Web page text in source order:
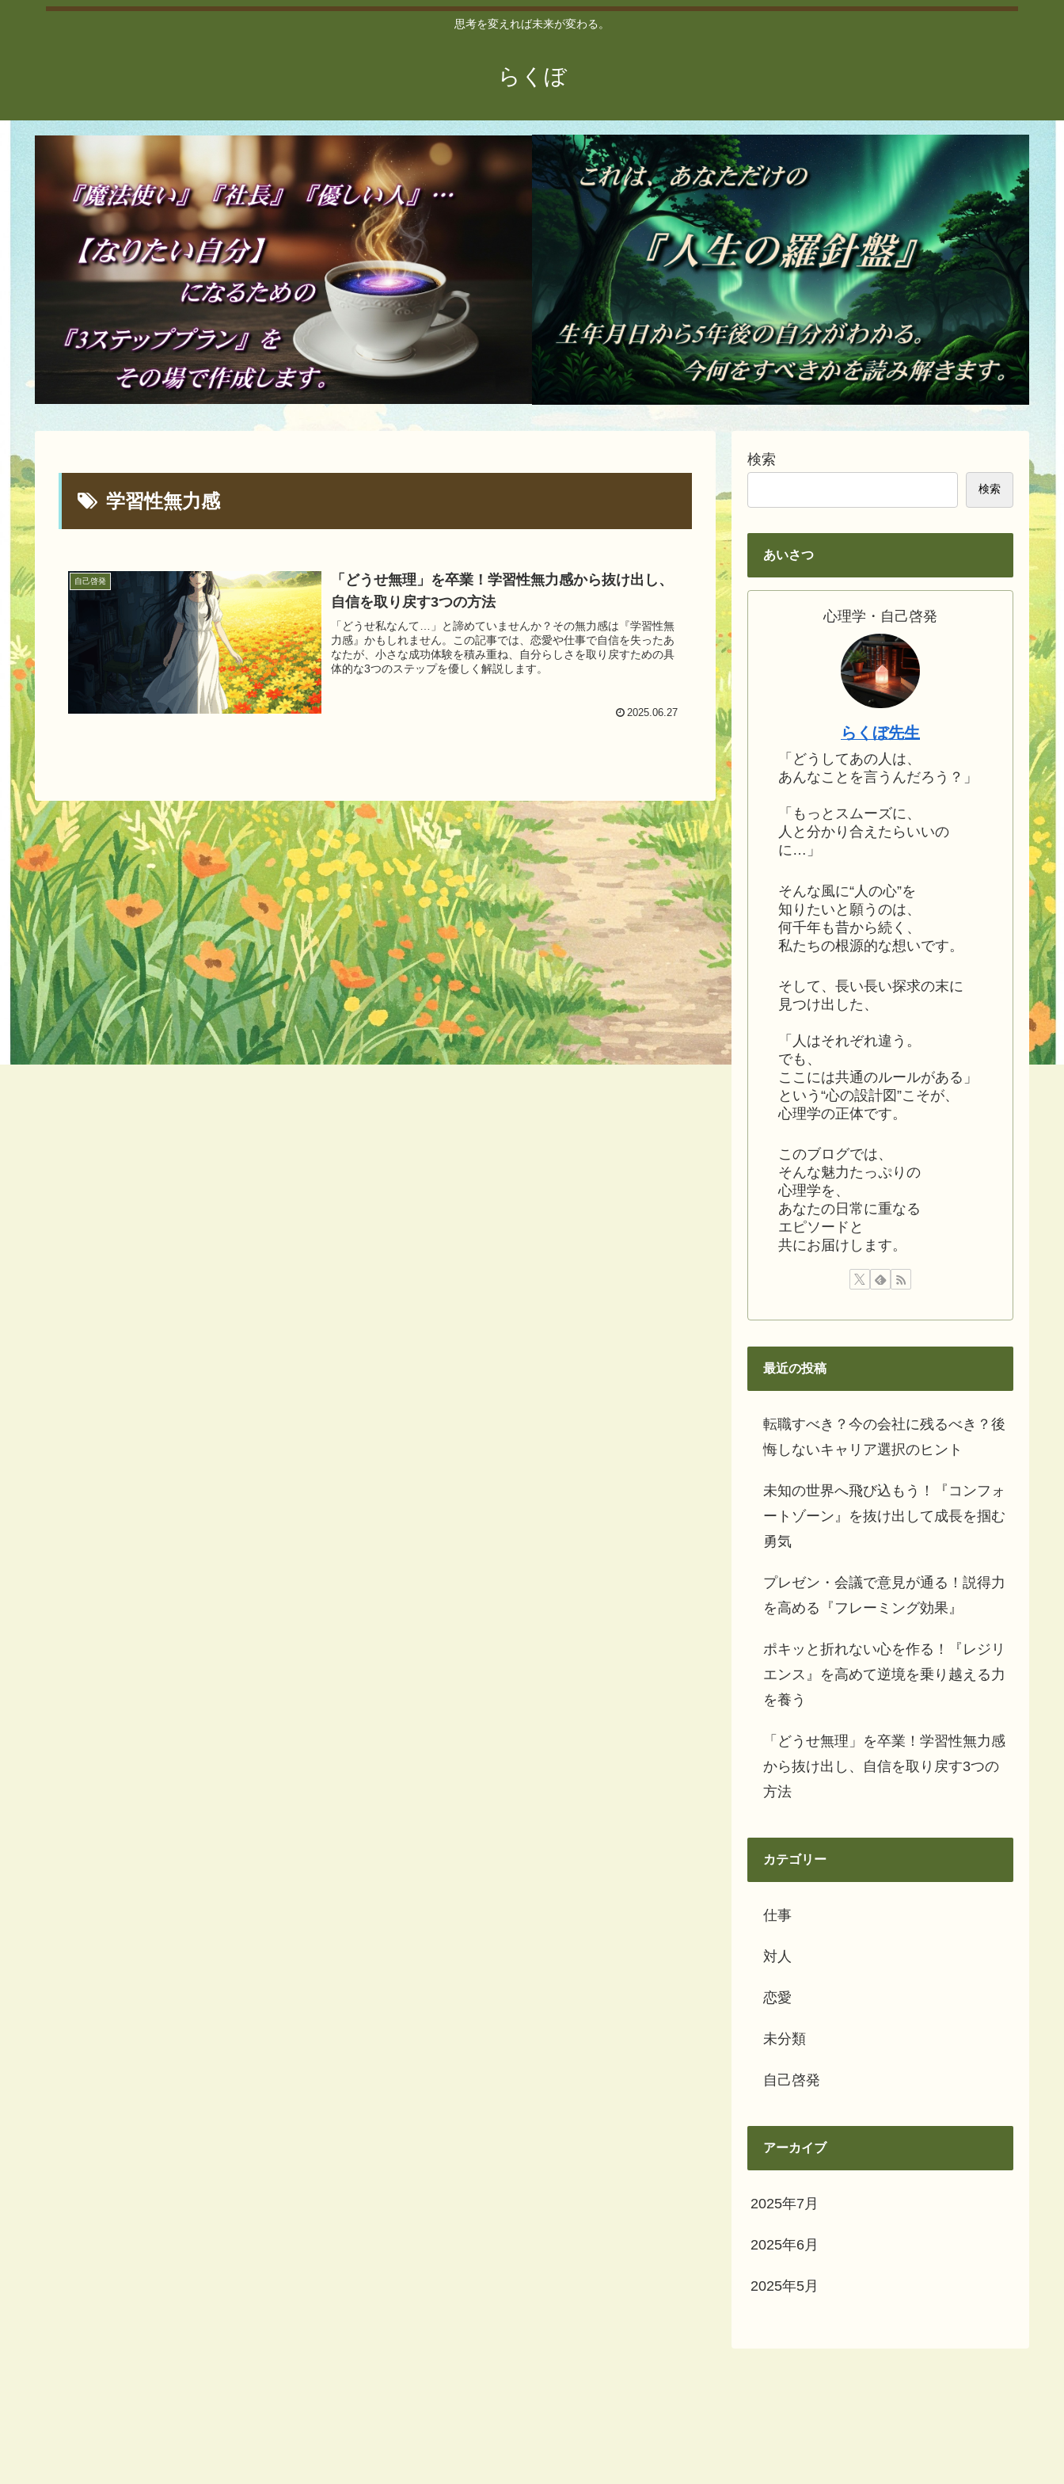
思考を変えれば未来が変わる。
らくぼ
学習性無力感
自己啓発
「どうせ無理」を卒業！学習性無力感から抜け出し、
自信を取り戻す3つの方法
「どうせ私なんて…」と諦めていませんか？その無力感は『学習性無
力感』かもしれません。この記事では、恋愛や仕事で自信を失ったあ
なたが、小さな成功体験を積み重ね、自分らしさを取り戻すための具
体的な3つのステップを優しく解説します。
2025.06.27
検索
検索
あいさつ
心理学・自己啓発
らくぼ先生
「どうしてあの人は、
あんなことを言うんだろう？」
「もっとスムーズに、
人と分かり合えたらいいの
に…」
そんな風に“人の心”を
知りたいと願うのは、
何千年も昔から続く、
私たちの根源的な想いです。
そして、長い長い探求の末に
見つけ出した、
「人はそれぞれ違う。
でも、
ここには共通のルールがある」
という“心の設計図”こそが、
心理学の正体です。
このブログでは、
そんな魅力たっぷりの
心理学を、
あなたの日常に重なる
エピソードと
共にお届けします。
最近の投稿
転職すべき？今の会社に残るべき？後
悔しないキャリア選択のヒント
未知の世界へ飛び込もう！『コンフォ
ートゾーン』を抜け出して成長を掴む
勇気
プレゼン・会議で意見が通る！説得力
を高める『フレーミング効果』
ポキッと折れない心を作る！『レジリ
エンス』を高めて逆境を乗り越える力
を養う
「どうせ無理」を卒業！学習性無力感
から抜け出し、自信を取り戻す3つの
方法
カテゴリー
仕事
対人
恋愛
未分類
自己啓発
アーカイブ
2025年7月
2025年6月
2025年5月